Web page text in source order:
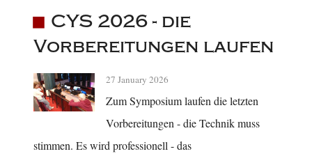
CYS 2026 - die
Vorbereitungen laufen
27 January 2026
Zum Symposium laufen die letzten
Vorbereitungen - die Technik muss
stimmen. Es wird professionell - das